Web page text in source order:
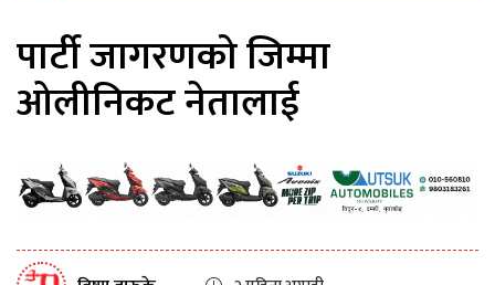
पार्टी जागरणको जिम्मा
ओलीनिकट नेतालाई